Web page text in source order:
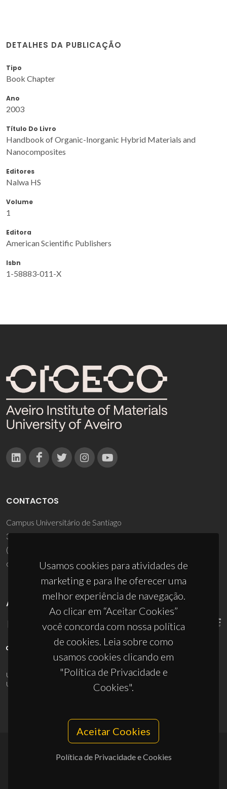
DETALHES DA PUBLICAÇÃO
Tipo
Book Chapter
Ano
2003
Título Do Livro
Handbook of Organic-Inorganic Hybrid Materials and
Nanocomposites
Editores
Nalwa HS
Volume
1
Editora
American Scientific Publishers
Isbn
1-58883-011-X
Usamos cookies para atividades de
marketing e para lhe oferecer uma
melhor experiência de navegação.
Ao clicar em “Aceitar Cookies”
você concorda com nossa política
de cookies. Leia sobre como
usamos cookies clicando em
"Política de Privacidade e
Cookies".
Aceitar Cookies
Política de Privacidade e Cookies
CONTACTOS
Campus Universitário de Santiago
3810-193 Aveiro - Portugal
(+351) 234 370 200
ciceco@ua.pt
APOIOS
UID/PRR/50011/2025(DOI:10.54499/UID/PRR/50011/2025
UID/PRR2/50011/2025
10.54499/UID/PRR2/50011/2025
© 2026, CICECO